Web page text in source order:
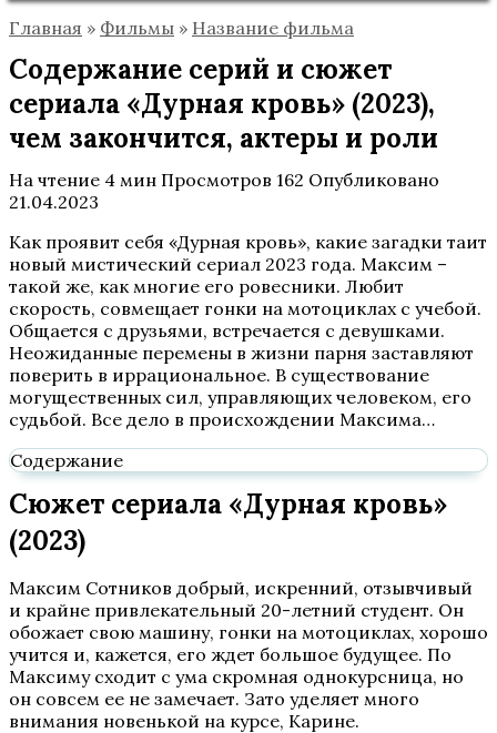
Главная » Фильмы » Название фильма
Содержание серий и сюжет
сериала «Дурная кровь» (2023),
чем закончится, актеры и роли
На чтение 4 мин Просмотров 162 Опубликовано
21.04.2023
Как проявит себя «Дурная кровь», какие загадки таит
новый мистический сериал 2023 года. Максим –
такой же, как многие его ровесники. Любит
скорость, совмещает гонки на мотоциклах с учебой.
Общается с друзьями, встречается с девушками.
Неожиданные перемены в жизни парня заставляют
поверить в иррациональное. В существование
могущественных сил, управляющих человеком, его
судьбой. Все дело в происхождении Максима…
Содержание
Сюжет сериала «Дурная кровь»
(2023)
Максим Сотников добрый, искренний, отзывчивый
и крайне привлекательный 20-летний студент. Он
обожает свою машину, гонки на мотоциклах, хорошо
учится и, кажется, его ждет большое будущее. По
Максиму сходит с ума скромная однокурсница, но
он совсем ее не замечает. Зато уделяет много
внимания новенькой на курсе, Карине.